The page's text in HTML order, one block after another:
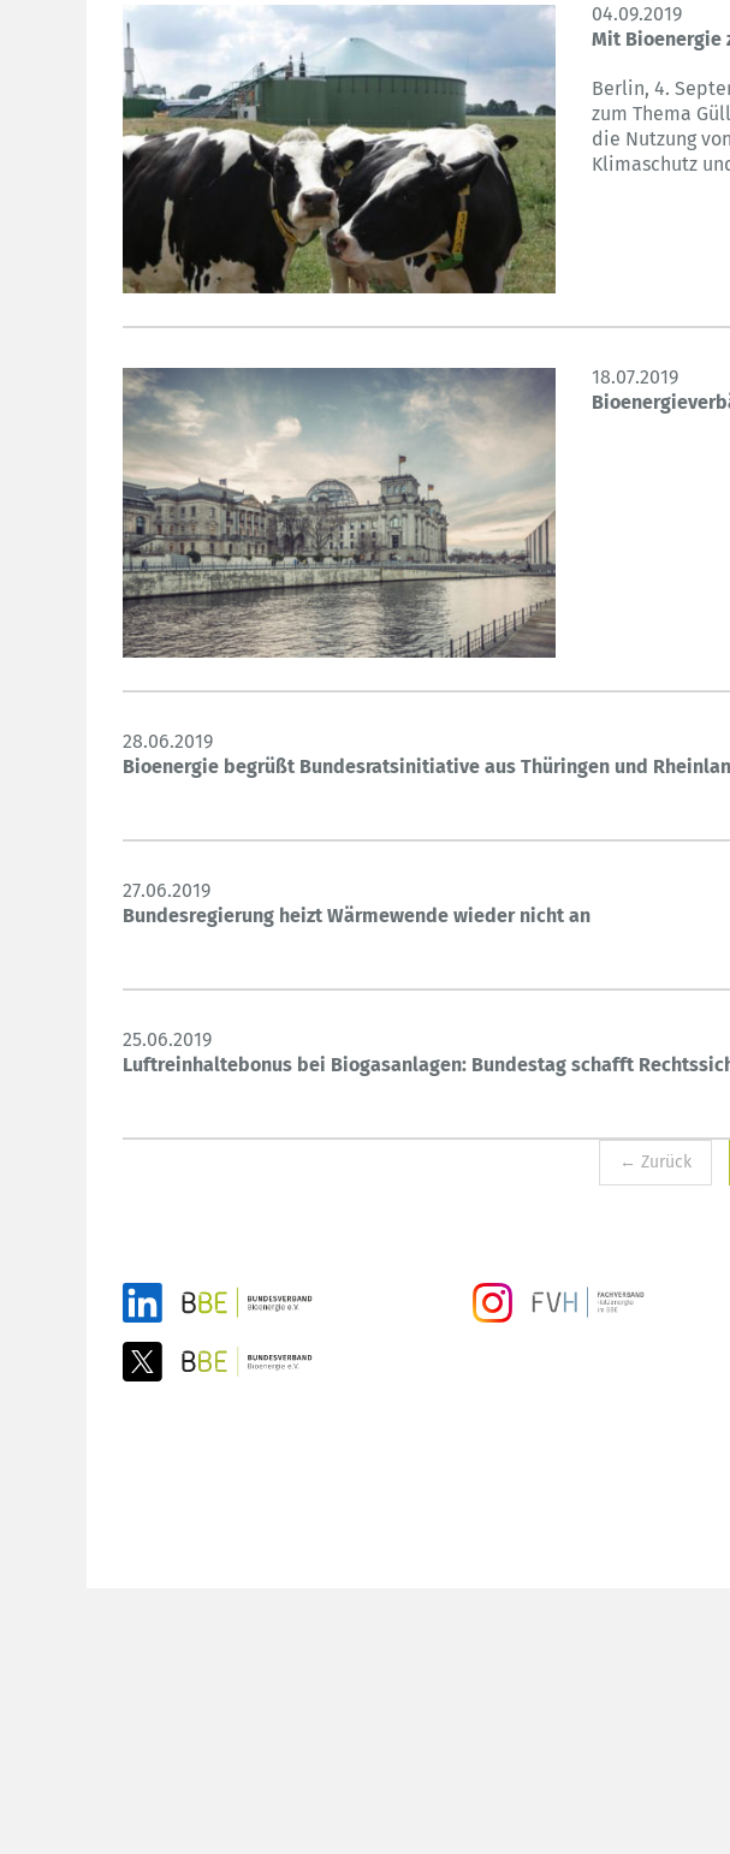
04.09.2019
Mit Bioenergie
Berlin, 4.
zum Thema
die Nutzung
Klimaschutz
18.07.2019
28.06.2019
Bioenergie begrüßt Bundesratsinitiative aus Thüringen und
27.06.2019
Bundesregierung heizt Wärmewende wieder nicht an
25.06.2019
Luftreinhaltebonus bei Biogasanlagen: Bundestag schafft
← Zurück